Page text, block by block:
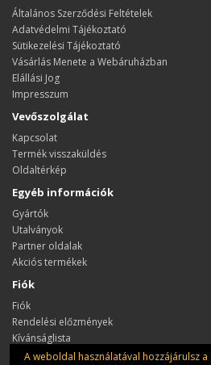
A weboldal használatával hozzájárulsz
Általános Szerződési Feltételek
Adatvédelmi Tájékoztató
Sütikezelési Tájékoztató
Vásárlás Menete a Webáruházban
Elállási Jog
Impresszum
Vevőszolgálat
Kapcsolat
Termék visszaküldés
Oldaltérkép
Egyéb információk
Gyártók
Utalványok
Partner oldalak
Akciós termékek
Fiók
Fiók
Rendelési előzmények
Kívánságlista
Hírlevél